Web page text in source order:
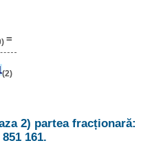
=
(2)
2) partea fracționară:
161.